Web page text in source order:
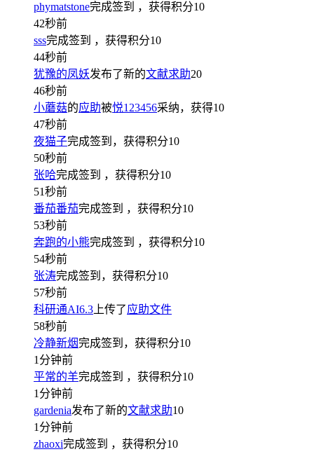
phymatstone完成签到 ，获得积分10
42秒前
sss完成签到 ，获得积分10
44秒前
犹豫的凤妖发布了新的文献求助20
46秒前
小蘑菇的应助被悦123456采纳，获得10
47秒前
夜猫子完成签到，获得积分10
50秒前
张哈完成签到 ，获得积分10
51秒前
番茄番茄完成签到 ，获得积分10
53秒前
奔跑的小熊完成签到 ，获得积分10
54秒前
张涛完成签到，获得积分10
57秒前
科研通AI6.3 上传了应助文件
58秒前
冷静新烟完成签到，获得积分10
1分钟前
平常的羊完成签到 ，获得积分10
1分钟前
gardenia发布了新的文献求助10
1分钟前
zhaoxi完成签到 ，获得积分10